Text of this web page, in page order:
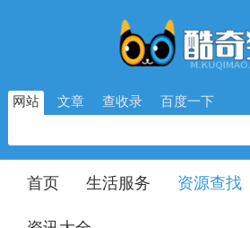
网站 文章 查收录 百度一下
首页 生活服务 资源查找